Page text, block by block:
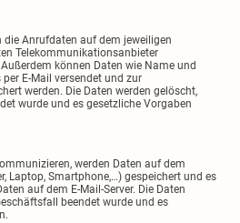
die Anrufdaten auf dem jeweiligen
Telekommunikationsanbieter
können Daten wie Name und
E-Mail versendet und zur
werden. Die Daten werden gelöscht,
wurde und es gesetzliche Vorgaben
werden Daten auf dem
Laptop, Smartphone,…) gespeichert und es
auf dem E-Mail-Server. Die Daten
beendet wurde und es